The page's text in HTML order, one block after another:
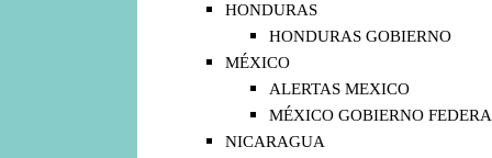
HONDURAS
HONDURAS GOBIERNO
MÉXICO
ALERTAS MEXICO
MÉXICO GOBIERNO
NICARAGUA